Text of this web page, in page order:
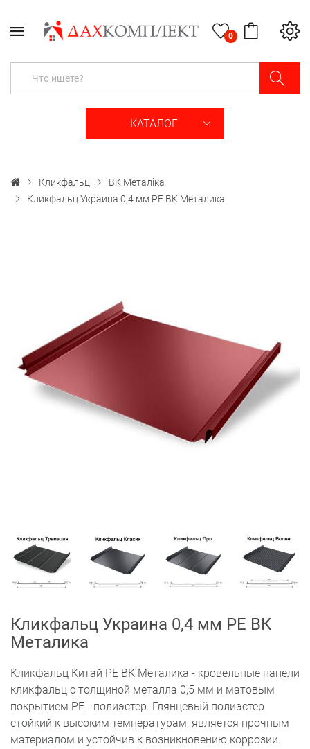
0
КАТАЛОГ
Кликфальц
ВК Металіка
Кликфальц Украина 0,4 мм PE ВК Металика
Кликфальц Украина 0,4 мм PE ВК
Металика
Кликфальц Китай PE ВК Металика - кровельные панели
кликфальц с толщиной металла 0,5 мм и матовым
покрытием РЕ - полиэстер. Глянцевый полиэстер
стойкий к высоким температурам, является прочным
материалом и устойчив к возникновению коррозии.